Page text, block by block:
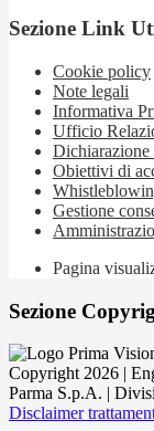
Sezione Link
Cookie policy
Note legali
Informativa
Ufficio
Dichiarazione
Obiettivi di
Gestione
Pagina
Sezione
Copyright 2026 |
Parma S.p.A. |
Disclaimer